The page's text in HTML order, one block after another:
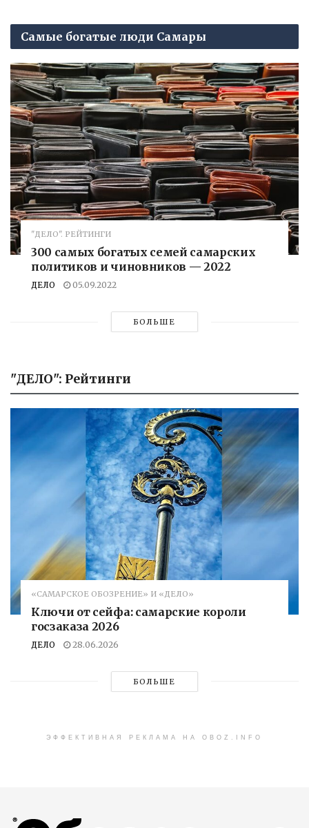
Самые богатые люди Самары
"ДЕЛО". РЕЙТИНГИ
300 самых богатых семей самарских
политиков и чиновников — 2022
ДЕЛО 05.09.2022
БОЛЬШЕ
"ДЕЛО": Рейтинги
«САМАРСКОЕ ОБОЗРЕНИЕ» И «ДЕЛО»
Ключи от сейфа: самарские короли
госзаказа 2026
ДЕЛО 28.06.2026
БОЛЬШЕ
ЭФФЕКТИВНАЯ РЕКЛАМА НА OBOZ.INFO